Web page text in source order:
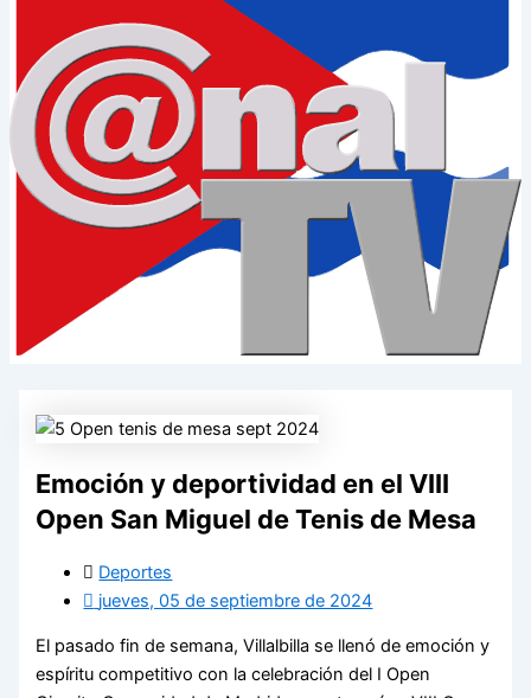
Emoción y deportividad en el VIII
Open San Miguel de Tenis de Mesa
Deportes
jueves, 05 de septiembre de 2024
El pasado fin de semana, Villalbilla se llenó de emoción y
espíritu competitivo con la celebración del I Open